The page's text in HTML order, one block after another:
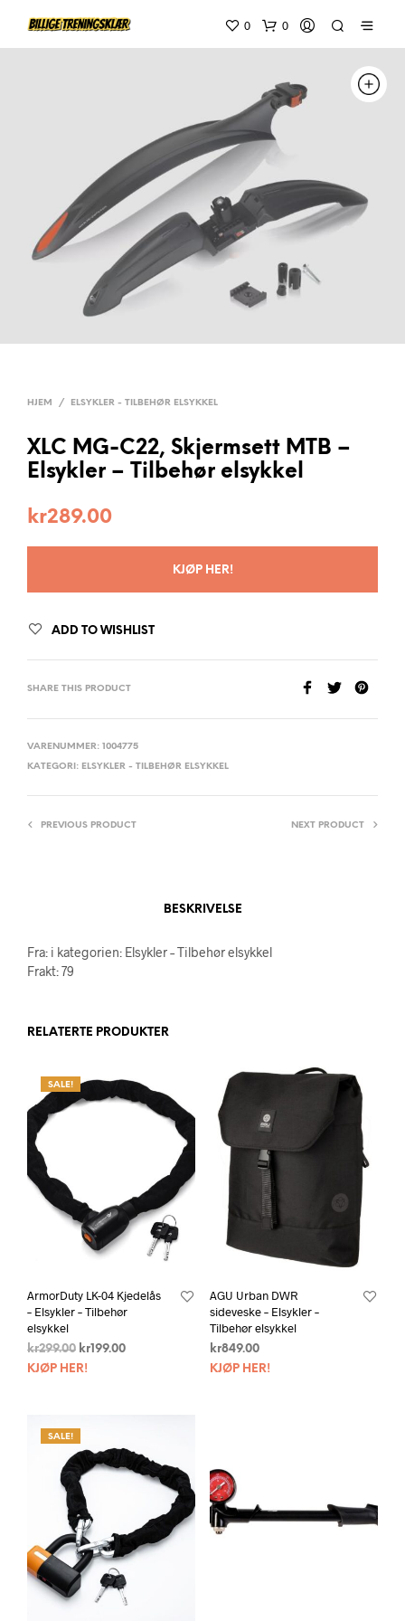
0 0
HJEM / ELSYKLER - TILBEHØR ELSYKKEL
XLC MG-C22, Skjermsett MTB –
Elsykler – Tilbehør elsykkel
kr289.00
KJØP HER!
ADD TO WISHLIST
SHARE THIS PRODUCT
VARENUMMER: 1004775
KATEGORI: ELSYKLER - TILBEHØR ELSYKKEL
PREVIOUS PRODUCT NEXT PRODUCT
BESKRIVELSE
Fra: i kategorien: Elsykler – Tilbehør elsykkel
Frakt: 79
RELATERTE PRODUKTER
SALE!
ArmorDuty LK-04 Kjedelås
– Elsykler – Tilbehør
elsykkel
kr299.00 kr 199.00
KJØP HER!
AGU Urban DWR
sideveske – Elsykler –
Tilbehør elsykkel
kr849.00
KJØP HER!
SALE!